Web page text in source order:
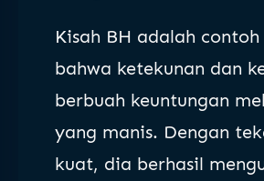
Kisah BH adalah
bahwa ketekunan dan
berbuah keuntungan
yang manis. Dengan
kuat, dia berhasil